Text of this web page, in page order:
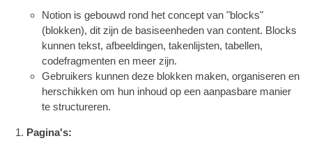
Notion is gebouwd rond het concept van "blocks"
(blokken), dit zijn de basiseenheden van content. Blocks
kunnen tekst, afbeeldingen, takenlijsten, tabellen,
codefragmenten en meer zijn.
Gebruikers kunnen deze blokken maken, organiseren en
herschikken om hun inhoud op een aanpasbare manier
te structureren.
Pagina's: